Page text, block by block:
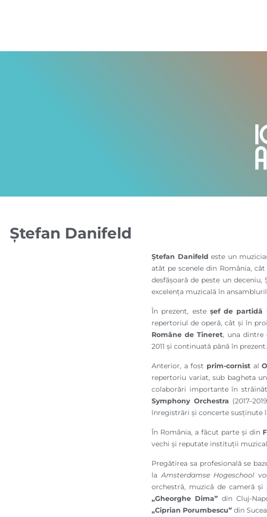
Ștefan Danifeld
Ștefan Danifeld este un
atât pe scenele din România,
desfășoară de peste un
excelența muzicală în
În prezent, este șef de partidă
repertoriul de operă, cât și în
Române de Tineret, una dintre
2011 și continuată până în prezent.
Anterior, a fost prim-cornist al
repertoriu variat, sub bagheta
colaborări importante în
Symphony Orchestra
înregistrări și concerte susținute
În România, a făcut parte și din
vechi și reputate instituții
Pregătirea sa profesională se
laAmsterdamse Hogeschool
orchestră, muzică de cameră
„Gheorghe Dima” din Cluj-
„Ciprian Porumbescu” din